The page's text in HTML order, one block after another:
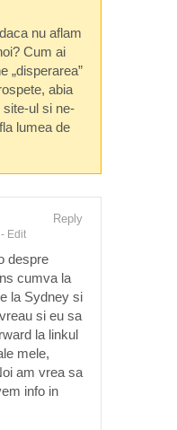
nu aflam
Cum ai
„disperarea”
abia
ul si ne-
lumea de
- Edit
Reply
despre
cumva la
la Sydney si
si eu sa
la linkul
mele,
am vrea sa
info in